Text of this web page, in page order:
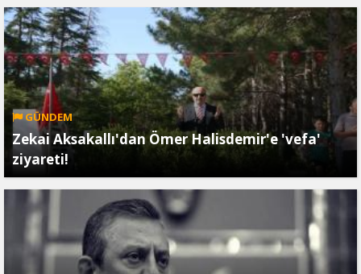
GÜNDEM
Zekai Aksakallı'dan Ömer Halisdemir'e 'vefa'
ziyareti!